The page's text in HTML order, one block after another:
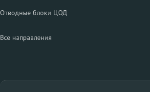
Отводные блоки ЦОД
Все направления